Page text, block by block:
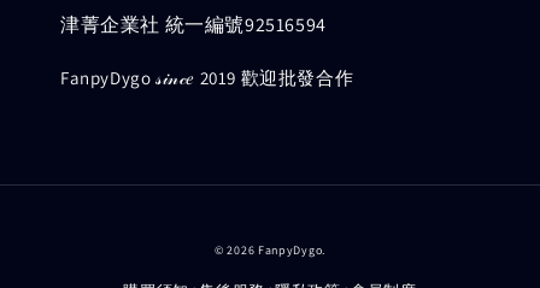
津菁企業社 統一編號92516594
FanpyDygo 𝓈𝒾𝓃𝒸𝑒 2019 歡迎批發合作
© 2026 FanpyDygo.